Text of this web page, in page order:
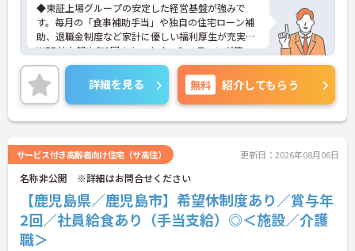
◆東証上場グループの安定した経営基盤が強みで
す。毎月の「食事補助手当」や独自の住宅ローン補
助、退職金制度など家計に優しい福利厚生が充実。
WEB社内報や年1回のキックオフミーティング等、
風通し良く温かいコミュニケーションを育む環境が
整っています。◆若手～中高年まで幅広い年代が活
躍中！短時間正社員制度などライフスタイルに合わ
せた柔軟な働き方が可能です。産休・育休の取得を
推進しており、復帰時には最大10万円支給の独自制
て世代のキャリアを強力に支援します。◆働きなが
ら成長！資格取得を最大10万円補助 多職種連携で専
門知識が磨けるチームケア実践 頑張りやスキルが給
与・役職にしっかり反映。 明確なキャリアパス制度
が整っている環境で、 目標を持って長く活躍できま
す！
詳細を見る 無料 紹介してもらう
サービス付き高齢者向け住宅（サ高住） 更新日：2026年08月06日
名称非公開 ※詳細はお問合せください
【鹿児島県／鹿児島市】希望休制度あり／賞与年
2回／社員給食あり（手当支給）◎＜施設／介護
職＞